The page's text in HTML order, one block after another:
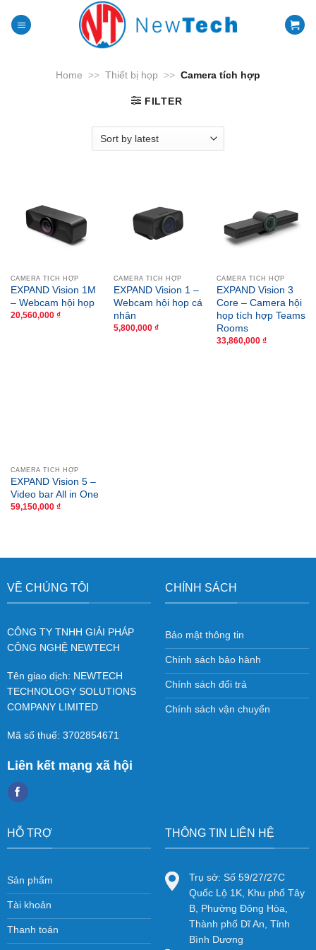
content
Home >> Thiết bị họp >> Camera tích hợp
FILTER
CAMERA TÍCH HỢP
EXPAND Vision 1M
– Webcam hội họp
20,560,000 ₫
CAMERA TÍCH HỢP
EXPAND Vision 1 –
Webcam hội họp cá
nhân
5,800,000 ₫
CAMERA TÍCH HỢP
EXPAND Vision 3
Core – Camera hội
họp tích hợp Teams
Rooms
33,860,000 ₫
CAMERA TÍCH HỢP
EXPAND Vision 5 –
Video bar All in One
59,150,000 ₫
VỀ CHÚNG TÔI
CÔNG TY TNHH GIẢI PHÁP
CÔNG NGHỆ NEWTECH
Tên giao dịch: NEWTECH
TECHNOLOGY SOLUTIONS
COMPANY LIMITED
Mã số thuế: 3702854671
Liên kết mạng xã hội
CHÍNH SÁCH
Bảo mật thông tin
Chính sách bảo hành
Chính sách đổi trả
Chính sách vận chuyển
HỖ TRỢ
Sản phẩm
Tài khoản
Thanh toán
THÔNG TIN LIÊN HỆ
Trụ sở: Số 59/27/27C
Quốc Lộ 1K, Khu phố Tây
B, Phường Đông Hòa,
Thành phố Dĩ An, Tỉnh
Bình Dương